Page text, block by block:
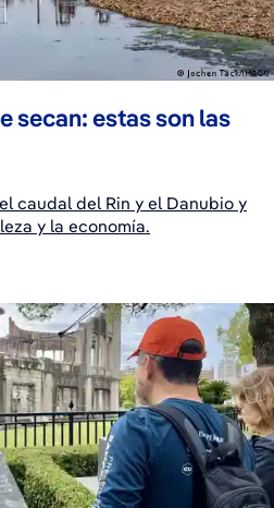
secan: estas son las
caudal del Rin y el Danubio y
y la economía.